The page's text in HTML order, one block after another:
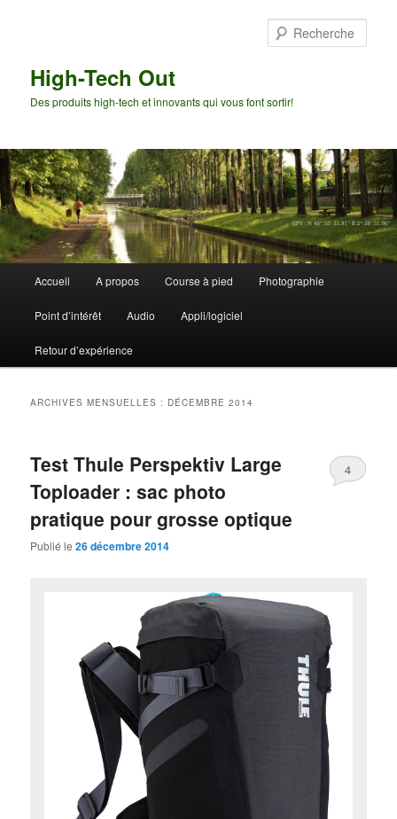
High-Tech Out
Des produits high-tech et innovants qui vous font sortir!
principal
Accueil A propos Course à pied Photographie
Point d’intérêt Audio Appli/logiciel
Retour d’expérience
ARCHIVES MENSUELLES : DÉCEMBRE 2014
Test Thule Perspektiv Large
Toploader : sac photo
pratique pour grosse optique
Publié le26 décembre 2014
4